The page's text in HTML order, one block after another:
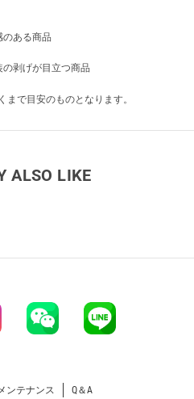
ある商品
剥げが目立つ商品
で目安のものとなります。
ALSO LIKE
ンテナンス Q＆A